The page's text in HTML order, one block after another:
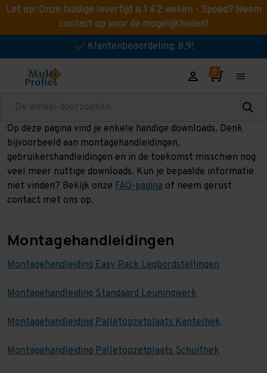
Let op: Onze huidige levertijd is 1 á 2 weken - Spoed? Neem
contact op voor de mogelijkheden!
Klantenbeoordeling: 8,9!
Zoeken
Op deze pagina vind je enkele handige downloads. Denk
bijvoorbeeld aan montagehandleidingen,
gebruikershandleidingen en in de toekomst misschien nog
veel meer nuttige downloads. Kun je bepaalde informatie
niet vinden? Bekijk onze FAQ-pagina of neem gerust
contact met ons op.
Montagehandleidingen
Montagehandleiding Easy Rack Legbordstellingen
Montagehandleiding Standaard Leuningwerk
Montagehandleiding Palletopzetplaats Kantelhek
Montagehandleiding Palletopzetplaats Schuifhek